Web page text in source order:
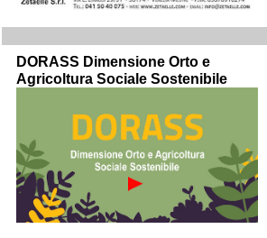
DORASS Dimensione Orto e
Agricoltura Sociale Sostenibile